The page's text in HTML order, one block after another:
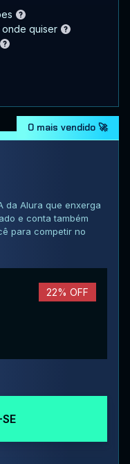
onde quiser
O mais vendido 🚀
da Alura que enxerga
e conta também
para competir no
22% OFF